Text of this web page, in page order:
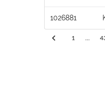
1026881
1